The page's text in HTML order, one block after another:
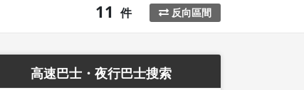
11 件 反向區間
高速巴士・夜行巴士搜索